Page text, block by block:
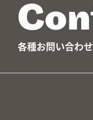
各種お問い合わ